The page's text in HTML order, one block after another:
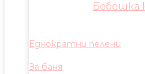
Бебешка
Еднократни пелени
За баня